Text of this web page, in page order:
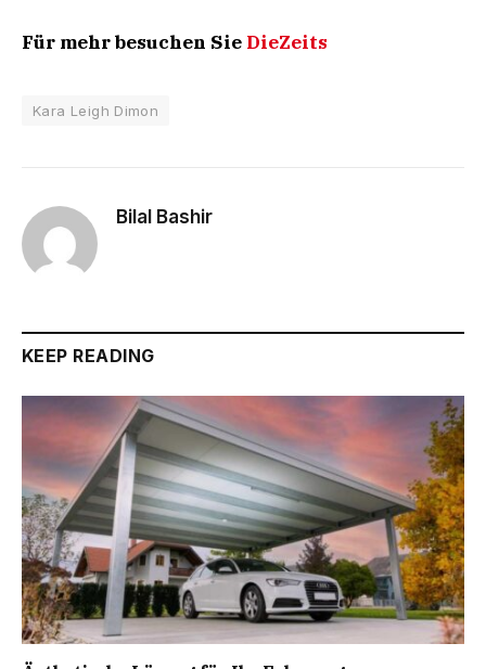
Für mehr besuchen Sie DieZeits
Kara Leigh Dimon
Bilal Bashir
KEEP READING